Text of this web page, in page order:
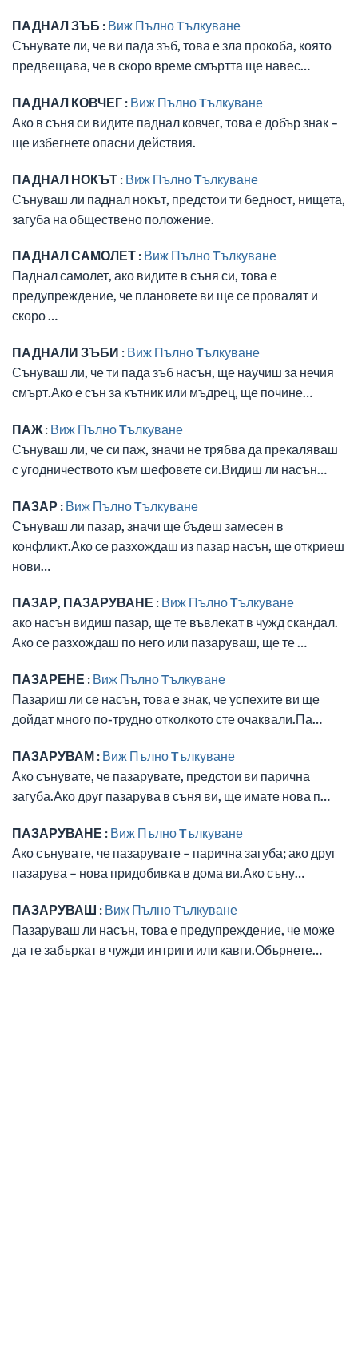
ПАДНАЛ ЗЪБ : Виж Пълно Tълкуване
Сънувате ли, че ви пада зъб, това е зла прокоба, която
предвещава, че в скоро време смъртта ще навес…
ПАДНАЛ КОВЧЕГ : Виж Пълно Tълкуване
Ако в съня си видите паднал ковчег, това е добър знак –
ще избегнете опасни действия.
ПАДНАЛ НОКЪТ : Виж Пълно Tълкуване
Сънуваш ли паднал нокът, предстои ти бедност, нищета,
загуба на обществено положение.
ПАДНАЛ САМОЛЕТ : Виж Пълно Tълкуване
Паднал самолет, ако видите в съня си, това е
предупреждение, че плановете ви ще се провалят и
скоро …
ПАДНАЛИ ЗЪБИ : Виж Пълно Tълкуване
Сънуваш ли, че ти пада зъб насън, ще научиш за нечия
смърт.Ако е сън за кътник или мъдрец, ще почине…
ПАЖ : Виж Пълно Tълкуване
Сънуваш ли, че си паж, значи не трябва да прекаляваш
с угодничеството към шефовете си.Видиш ли насън…
ПАЗАР : Виж Пълно Tълкуване
Сънуваш ли пазар, значи ще бъдеш замесен в
конфликт.Ако се разхождаш из пазар насън, ще откриеш
нови…
ПАЗАР, ПАЗАРУВАНЕ : Виж Пълно Tълкуване
ако насън видиш пазар, ще те въвлекат в чужд скандал.
Ако се разхождаш по него или пазаруваш, ще те …
ПАЗАРЕНЕ : Виж Пълно Tълкуване
Пазариш ли се насън, това е знак, че успехите ви ще
дойдат много по-трудно отколкото сте очаквали.Па…
ПАЗАРУВАМ : Виж Пълно Tълкуване
Ако сънувате, че пазарувате, предстои ви парична
загуба.Ако друг пазарува в съня ви, ще имате нова п…
ПАЗАРУВАНЕ : Виж Пълно Tълкуване
Ако сънувате, че пазарувате – парична загуба; ако друг
пазарува – нова придобивка в дома ви.Ако съну…
ПАЗАРУВАШ : Виж Пълно Tълкуване
Пазаруваш ли насън, това е предупреждение, че може
да те забъркат в чужди интриги или кавги.Обърнете…